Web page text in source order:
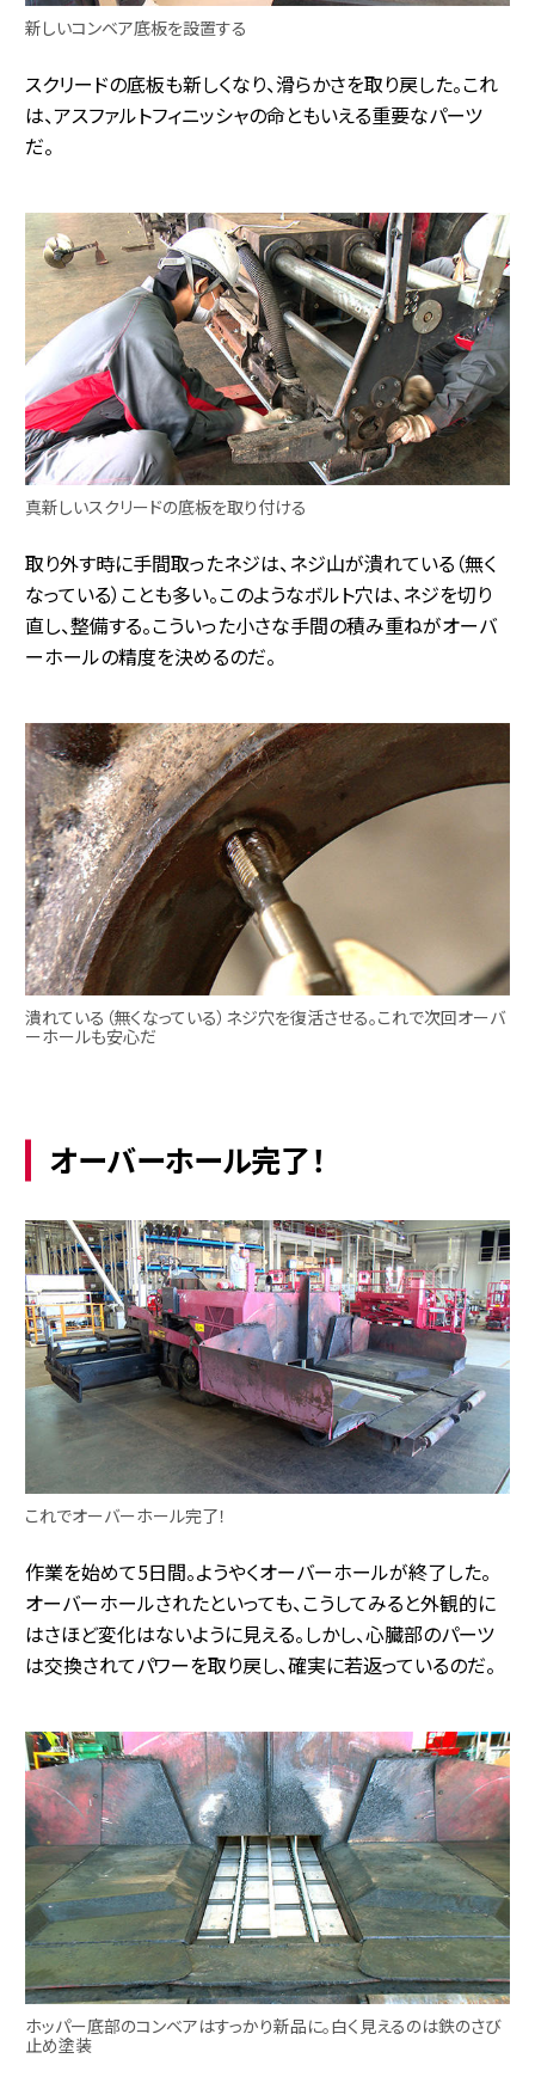
新しいコンベア底板を設置する
スクリードの底板も新しくなり、滑らかさを取り戻した。これ
は、アスファルトフィニッシャの命ともいえる重要なパーツ
だ。
真新しいスクリードの底板を取り付ける
取り外す時に手間取ったネジは、ネジ山が潰れている（無く
なっている）ことも多い。このようなボルト穴は、ネジを切り
直し、整備する。こういった小さな手間の積み重ねがオーバ
ーホールの精度を決めるのだ。
潰れている（無くなっている）ネジ穴を復活させる。これで次回オーバ
ーホールも安心だ
オーバーホール完了！
これでオーバーホール完了！
作業を始めて5日間。ようやくオーバーホールが終了した。
オーバーホールされたといっても、こうしてみると外観的に
はさほど変化はないように見える。しかし、心臓部のパーツ
は交換されてパワーを取り戻し、確実に若返っているのだ。
ホッパー底部のコンベアはすっかり新品に。白く見えるのは鉄のさび
止め塗装